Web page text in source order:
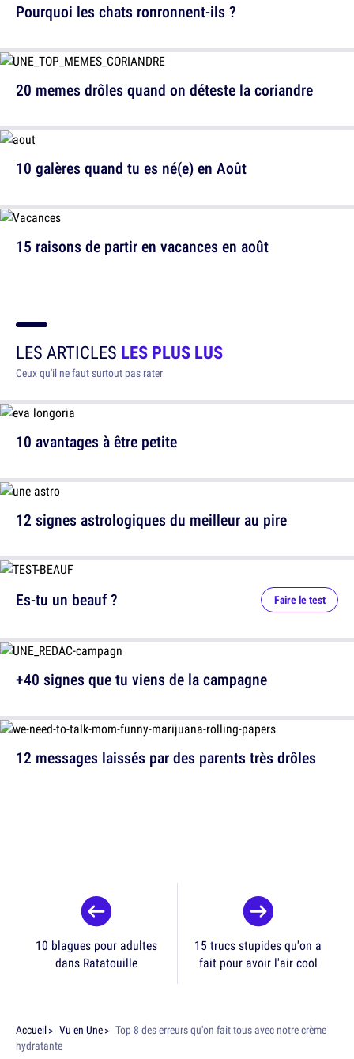
Pourquoi les chats ronronnent-ils ?
10 galères quand tu es né(e) en Août
20 memes drôles quand on déteste la coriandre
15 raisons de partir en vacances en août
LES ARTICLES LES PLUS LUS
Ceux qu'il ne faut surtout pas rater
10 avantages à être petite
12 signes astrologiques du meilleur au pire
12 messages laissés par des parents très drôles
Es-tu un beauf ? Faire le test
+40 signes que tu viens de la campagne
10 blagues pour adultes
dans Ratatouille
15 trucs stupides qu'on a
fait pour avoir l'air cool
Accueil Vu en Une
Top 8 des erreurs qu'on fait tous avec notre crème
hydratante